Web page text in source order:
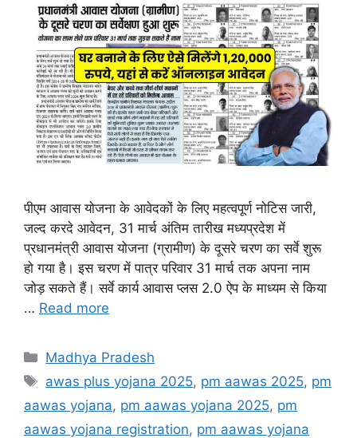
पीएम आवास योजना के आवेदकों के लिए महत्वपूर्ण नोटिस जारी,
जल्द करदे आवेदन, 31 मार्च अंतिम तारीख मध्यप्रदेश में
प्रधानमंत्री आवास योजना (ग्रामीण) के दूसरे चरण का सर्वे शुरू
हो गया है। इस चरण में पात्र परिवार 31 मार्च तक अपना नाम
जोड़ सकते हैं। सर्वे कार्य आवास प्लस 2.0 ऐप के माध्यम से किया
… Read more
Categories
Madhya Pradesh
Tags
awas plus yojana 2025, pm aawas 2025, pm
aawas yojana, pm aawas yojana 2025, pm
aawas yojana registration, pm aawas yojana